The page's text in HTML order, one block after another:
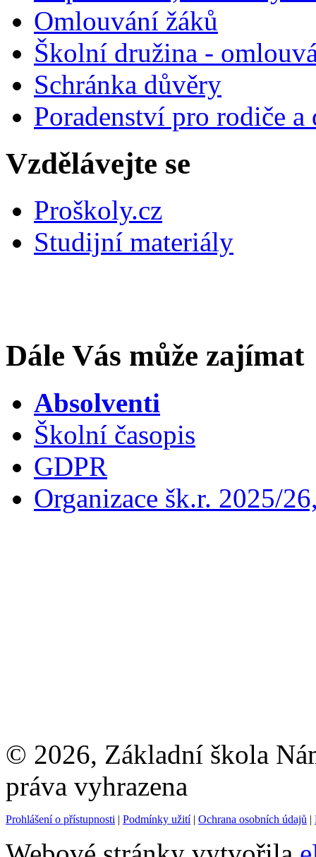
Omlouvání žáků
Školní družina -
Schránka důvěry
Poradenství pro rodiče
Vzdělávejte se
Proškoly.cz
Studijní materiály
Dále Vás může zajímat
Absolventi
Školní časopis
GDPR
Organizace šk.r. 2025/
© 2026, Základní škola
práva vyhrazena
Prohlášení o přístupnosti | Podmínky užití| Ochrana osobních údajů |